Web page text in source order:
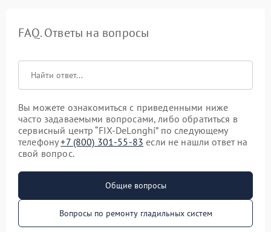
FAQ. Ответы на вопросы
Вы можете ознакомиться с приведенными ниже
часто задаваемыми вопросами, либо обратиться в
сервисный центр “FIX-DeLonghi” по следующему
телефону+7 (800) 301-55-83 если не нашли ответ на
свой вопрос.
Общие вопросы
Вопросы по ремонту гладильных систем